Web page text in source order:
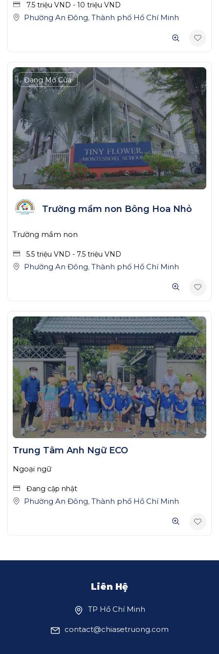
7.5 triệu VND - 10 triệu VND
Phường An Đông, Thành phố Hồ Chí Minh
Đang Mở Cửa
Trường mầm non Bông Hoa Nhỏ
Trường mầm non
5.5 triệu VND - 7.5 triệu VND
Phường An Đông, Thành phố Hồ Chí Minh
Trung Tâm Anh Ngữ ECO
Ngoại ngữ
Đang cập nhật
Phường An Đông, Thành phố Hồ Chí Minh
Liên Hệ
TP Hồ Chí Minh
contact@chiasetruong.com